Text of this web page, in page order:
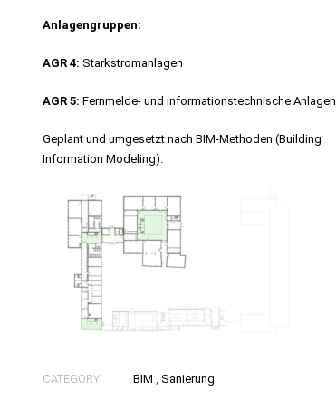
Anlagengruppen:
AGR 4: Starkstromanlagen
AGR 5: Fernmelde- und informationstechnische Anlagen
Geplant und umgesetzt nach BIM-Methoden (Building
Information Modeling).
CATEGORY BIM , Sanierung